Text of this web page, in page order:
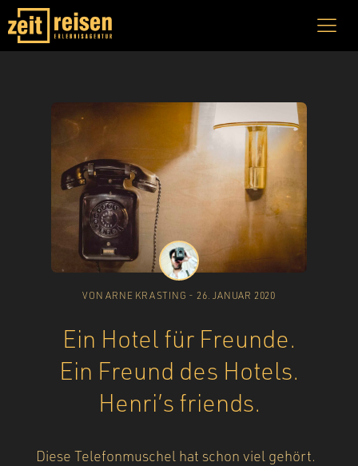
VONARNE KRASTING - 26. JANUAR 2020
Ein Hotel für Freunde.
Ein Freund des Hotels.
Henri’s friends.
Diese Telefonmuschel hat schon viel gehört.